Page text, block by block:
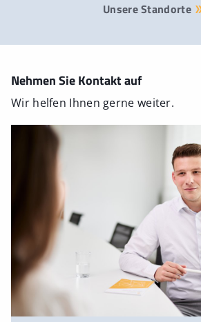
Unsere Standorte
Nehmen Sie Kontakt auf
Wir helfen Ihnen gerne weiter.